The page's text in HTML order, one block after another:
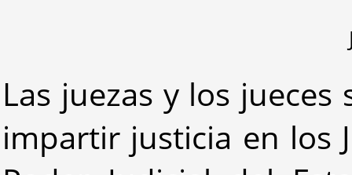
Las juezas y los
impartir justicia en los